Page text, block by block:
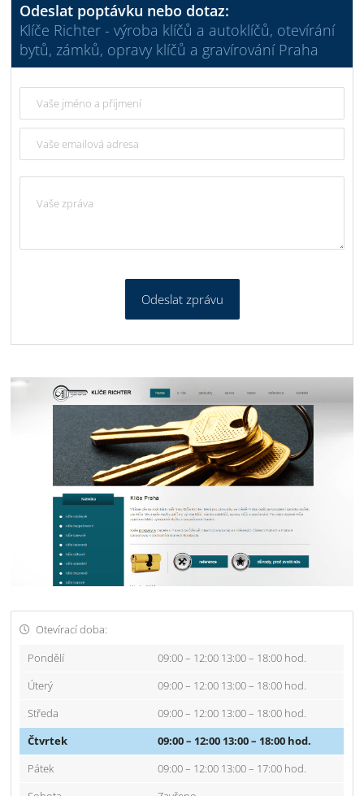
Odeslat poptávku nebo dotaz:
Klíče Richter - výroba klíčů a autoklíčů, otevírání
bytů, zámků, opravy klíčů a gravírování Praha
Odeslat zprávu
Otevírací doba:
Pondělí
09:00 – 12:00 13:00 – 18:00 hod.
Úterý
09:00 – 12:00 13:00 – 18:00 hod.
Středa
09:00 – 12:00 13:00 – 18:00 hod.
Čtvrtek
09:00 – 12:00 13:00 – 18:00 hod.
Pátek
09:00 – 12:00 13:00 – 17:00 hod.